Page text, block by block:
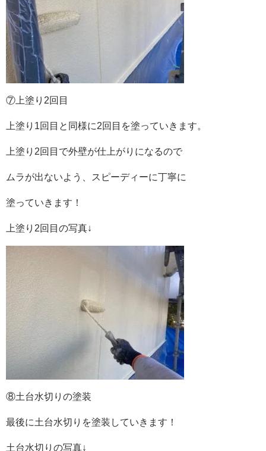
⑦上塗り2回目
上塗り1回目と同様に2回目を塗っていきます。
上塗り2回目で外壁が仕上がりになるので
ムラが出ないよう、スピーディーに丁寧に
塗っていきます！
上塗り2回目の写真↓
⑧土台水切りの塗装
最後に土台水切りを塗装していきます！
土台水切りの写真↓